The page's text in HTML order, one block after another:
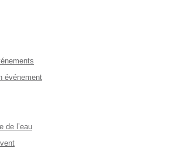
événement
de l’eau